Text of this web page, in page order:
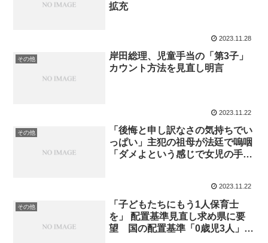
拡充
2023.11.28
その他
岸田総理、児童手当の「第3子」
カウント方法を見直し明言
2023.11.22
その他
「後悔と申し訳なさの気持ちでい
っぱい」主犯の祖母が法廷で嗚咽
「ダメよという感じで女児の手と
への苦悩 子どもは熱中症で死亡
2023.11.22
その他
「子どもたちにもう1人保育士
を」 配置基準見直し求め県に要
望 国の配置基準「0歳児3人」を